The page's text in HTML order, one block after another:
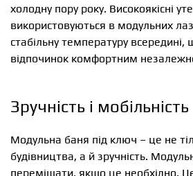
холодну пору року. Високоякісні
використовуються в модульних
стабільну температуру всередині,
відпочинок комфортним
Зручність і мобільність
Модульна баня під ключ – це не
будівництва, а й зручність.
переміщати, якщо це необхідно.